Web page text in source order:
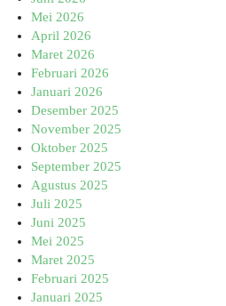
Mei 2026
April 2026
Maret 2026
Februari 2026
Januari 2026
Desember 2025
November 2025
Oktober 2025
September 2025
Agustus 2025
Juli 2025
Juni 2025
Mei 2025
Maret 2025
Februari 2025
Januari 2025